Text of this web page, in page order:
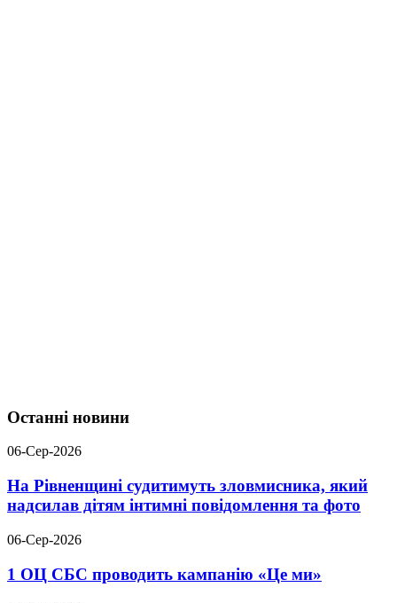
Останні новини
06-Сер-2026
На Рівненщині судитимуть зловмисника, який
надсилав дітям інтимні повідомлення та фото
06-Сер-2026
1 ОЦ СБС проводить кампанію «Це ми»